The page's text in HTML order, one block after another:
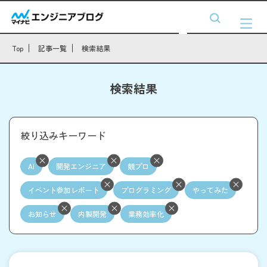
Top 記事一覧 検索結果
検索結果
絞り込みキーワード
AI 開発エンジニア 競プロ
イベント参加レポート プログラミング やってみた
お知らせ 内製開発 業務効率化